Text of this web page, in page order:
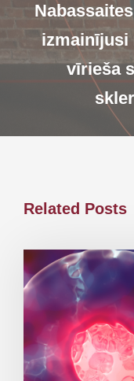
izmainījusi
vīrieša
Related Posts